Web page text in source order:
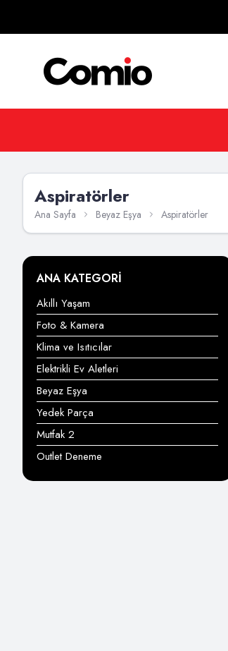
Aspiratörler
Ana Sayfa Beyaz Eşya Aspiratörler
ANA KATEGORİ
Akıllı Yaşam
Foto & Kamera
Klima ve Isıtıcılar
Elektrikli Ev Aletleri
Beyaz Eşya
Yedek Parça
Mutfak 2
Outlet Deneme